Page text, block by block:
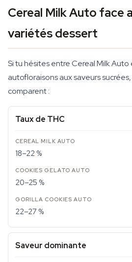
Cereal Milk Auto face
variétés dessert
Si tu hésites entre Cereal Milk
autofloraisons aux saveurs
comparent :
Taux de THC
18–22 %
20–25 %
22–27 %
Saveur dominante